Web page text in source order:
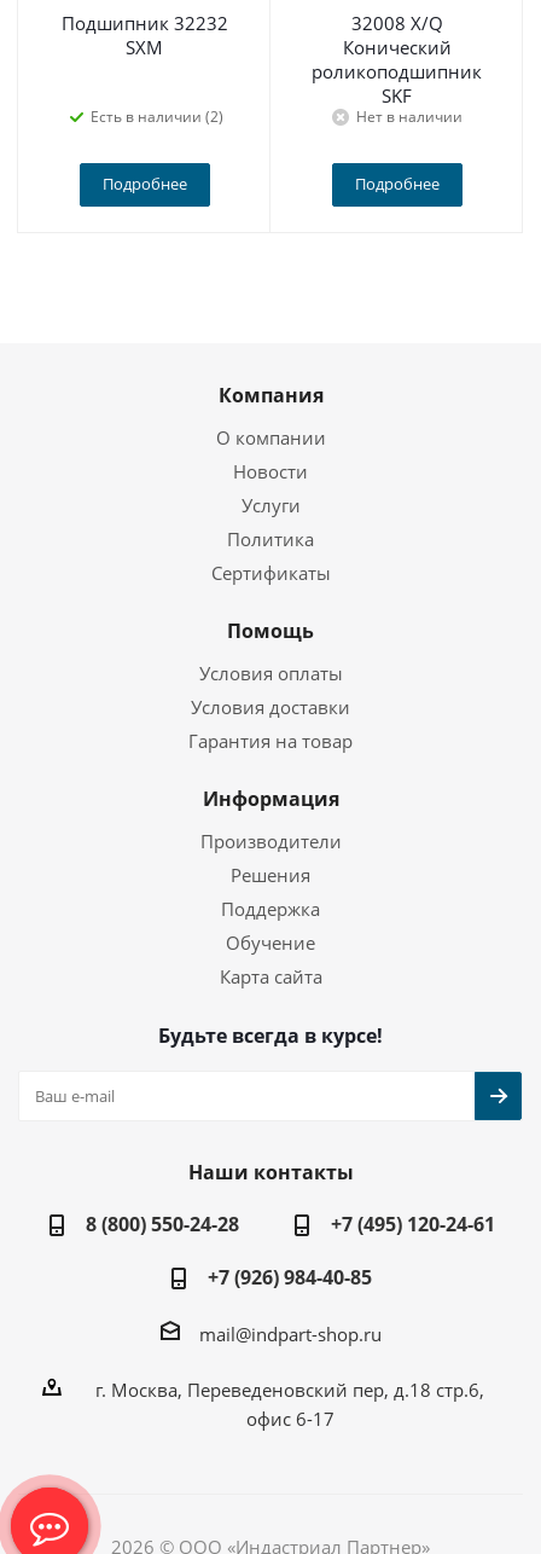
Подшипник 32232
SXM
Есть в наличии (2)
Подробнее
32008 X/Q
Конический
роликоподшипник
SKF
Нет в наличии
Подробнее
Компания
О компании
Новости
Услуги
Политика
Сертификаты
Помощь
Условия оплаты
Условия доставки
Гарантия на товар
Информация
Производители
Решения
Поддержка
Обучение
Карта сайта
Будьте всегда в курсе!
Наши контакты
8 (800) 550-24-28
+7 (495) 120-24-61
+7 (926) 984-40-85
mail@indpart-shop.ru
г. Москва, Переведеновский пер, д.18 стр.6,
офис 6-17
2026 © ООО «Индастриал Партнер»